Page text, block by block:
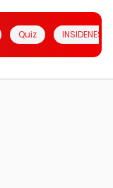
Quiz INSIDENESIA